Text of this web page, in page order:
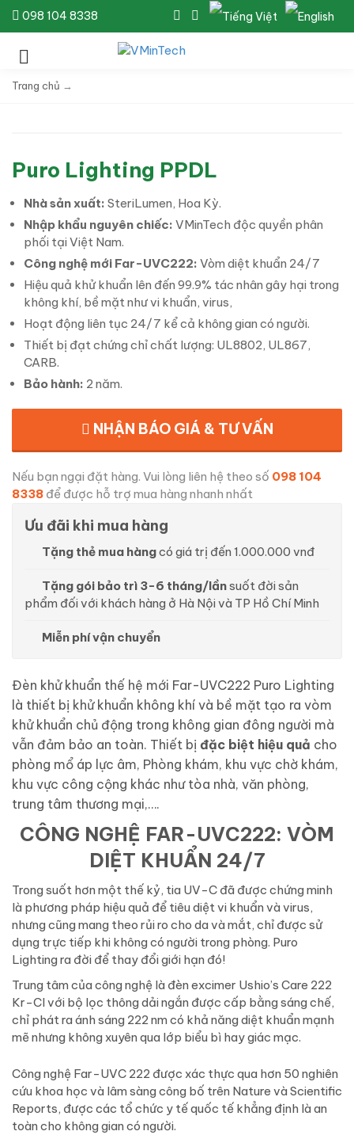
098 104 8338
Trang chủ →
Puro Lighting PPDL
Nhà sản xuất: SteriLumen, Hoa Kỳ.
Nhập khẩu nguyên chiếc: VMinTech độc quyền phân
phối tại Việt Nam.
Công nghệ mới Far-UVC222: Vòm diệt khuẩn 24/7
Hiệu quả khử khuẩn lên đến 99.9% tác nhân gây hại trong
không khí, bề mặt như vi khuẩn, virus,
Hoạt động liên tục 24/7 kể cả không gian có người.
Thiết bị đạt chứng chỉ chất lượng: UL8802, UL867,
CARB.
Bảo hành: 2 năm.
NHẬN BÁO GIÁ & TƯ VẤN
Nếu bạn ngại đặt hàng. Vui lòng liên hệ theo số 098 104
8338 để được hỗ trợ mua hàng nhanh nhất
Ưu đãi khi mua hàng
Tặng thẻ mua hàngcó giá trị đến 1.000.000 vnđ
Tặng gói bảo trì 3-6 tháng/lầnsuốt đời sản
phẩm đối với khách hàng ở Hà Nội và TP Hồ Chí Minh
Miễn phí vận chuyển
Đèn khử khuẩn thế hệ mới Far-UVC222 Puro Lighting
là thiết bị khử khuẩn không khí và bề mặt tạo ra vòm
khử khuẩn chủ động trong không gian đông người mà
vẫn đảm bảo an toàn. Thiết bị đặc biệt hiệu quả cho
phòng mổ áp lực âm, Phòng khám, khu vực chờ khám,
khu vực công cộng khác như tòa nhà, văn phòng,
trung tâm thương mại,….
CÔNG NGHỆ FAR-UVC222: VÒM
DIỆT KHUẨN 24/7
Trong suốt hơn một thế kỷ, tia UV-C đã được chứng minh
là phương pháp hiệu quả để tiêu diệt vi khuẩn và virus,
nhưng cũng mang theo rủi ro cho da và mắt, chỉ được sử
dụng trực tiếp khi không có người trong phòng. Puro
Lighting ra đời để thay đổi giới hạn đó!
Trung tâm của công nghệ là đèn excimer Ushio’s Care 222
Kr-Cl với bộ lọc thông dải ngắn được cấp bằng sáng chế,
chỉ phát ra ánh sáng 222 nm có khả năng diệt khuẩn mạnh
mẽ nhưng không xuyên qua lớp biểu bì hay giác mạc.
Công nghệ Far-UVC 222 được xác thực qua hơn 50 nghiên
cứu khoa học và lâm sàng công bố trên Nature và Scientific
Reports, được các tổ chức y tế quốc tế khẳng định là an
toàn cho không gian có người.